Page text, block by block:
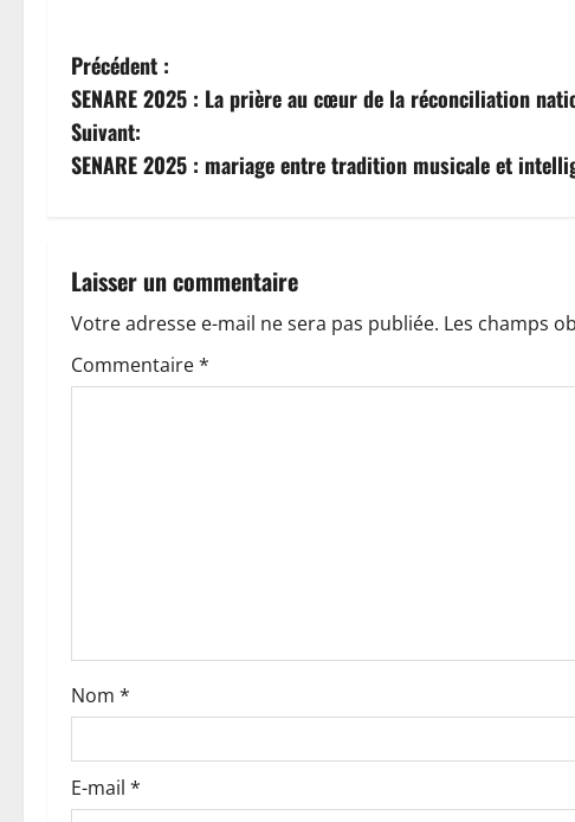
N
a
v
g
a
t
a
r
t
Précédent :
SENARE 2025 : La prière au cœur de la réconciliation
Suivant:
SENARE 2025 : mariage entre tradition musicale et
Laisser un commentaire
Votre adresse e-mail ne sera pas publiée. Les champs
Commentaire*
Nom *
E-mail *